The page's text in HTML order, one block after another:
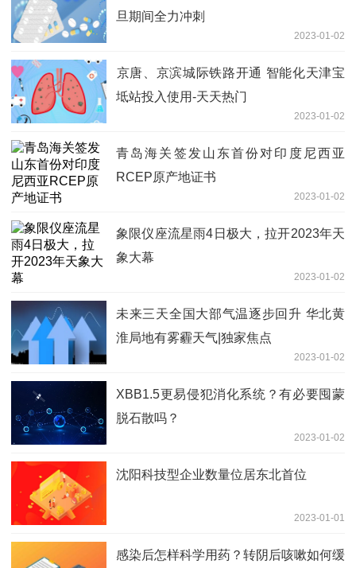
旦期间全力冲刺
2023-01-02
​京唐、京滨城际铁路开通 智能化天津宝
坻站投入使用-天天热门
2023-01-02
青岛海关签发山东首份对印度尼西亚
RCEP原产地证书
2023-01-02
象限仪座流星雨4日极大，拉开2023年天
象大幕
2023-01-02
未来三天全国大部气温逐步回升 华北黄
淮局地有雾霾天气|独家焦点
2023-01-02
XBB1.5更易侵犯消化系统？有必要囤蒙
脱石散吗？
2023-01-02
沈阳科技型企业数量位居东北首位
2023-01-01
感染后怎样科学用药？转阴后咳嗽如何缓